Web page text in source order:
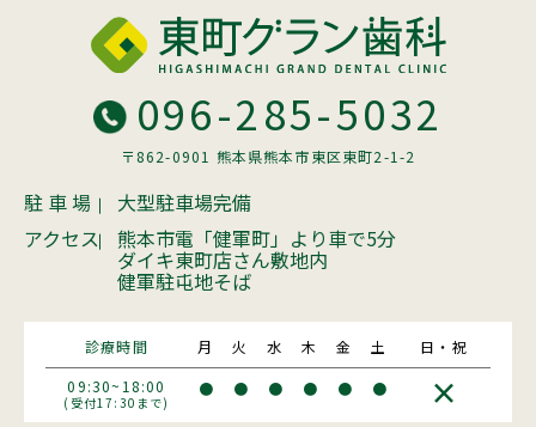
096-285-5032
〒862-0901 熊本県熊本市東区東町2-1-2
駐 車 場
大型駐車場完備
アクセス
熊本市電「健軍町」より車で5分
ダイキ東町店さん敷地内
健軍駐屯地そば
診療時間 月 火 水 木 金 土
日・祝
09:30~18:00
(受付17:30まで)
● ● ● ● ● ● ×